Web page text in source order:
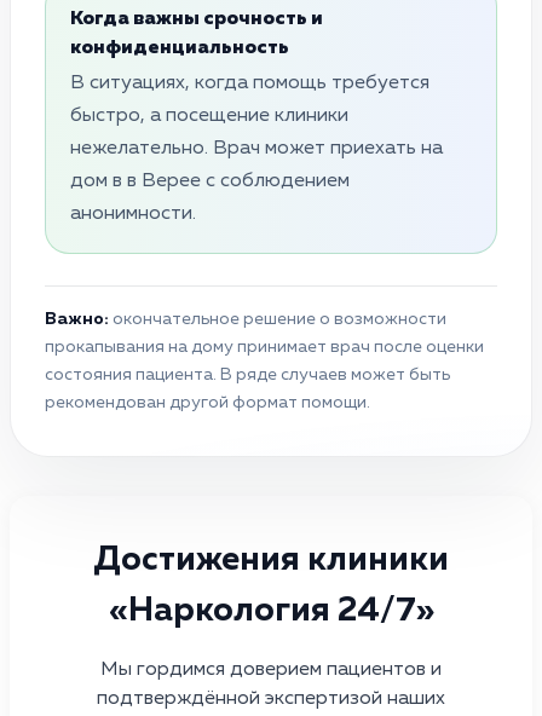
Когда важны срочность и
конфиденциальность
В ситуациях, когда помощь требуется
быстро, а посещение клиники
нежелательно. Врач может приехать на
дом в в Верее с соблюдением
анонимности.
Важно: окончательное решение о возможности
прокапывания на дому принимает врач после оценки
состояния пациента. В ряде случаев может быть
рекомендован другой формат помощи.
Достижения клиники
«Наркология 24/7»
Мы гордимся доверием пациентов и
подтверждённой экспертизой наших